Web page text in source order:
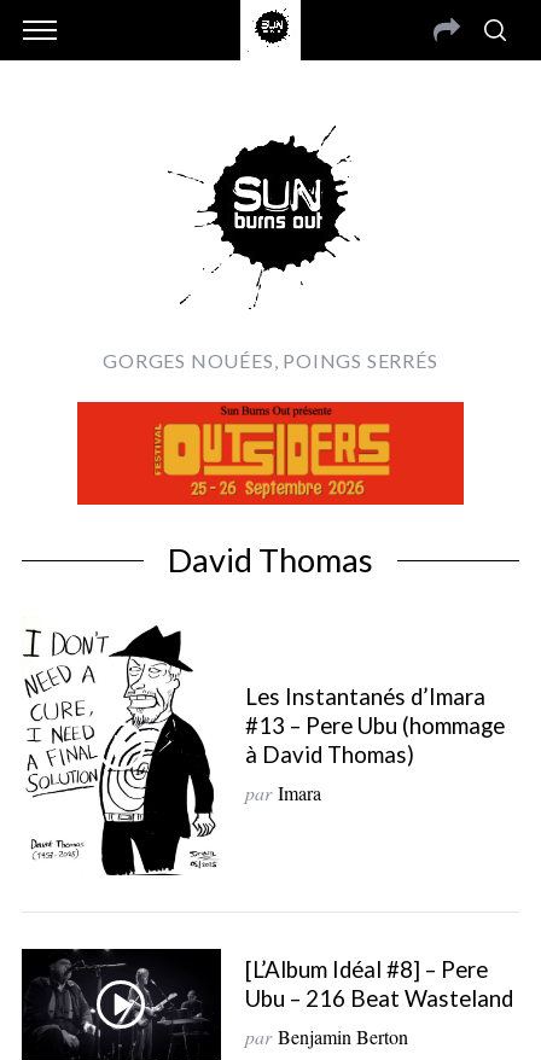
GORGES NOUÉES, POINGS SERRÉS
David Thomas
Les Instantanés d’Imara
#13 – Pere Ubu (hommage
à David Thomas)
par Imara
[L’Album Idéal #8] – Pere
Ubu – 216 Beat Wasteland
par Benjamin Berton